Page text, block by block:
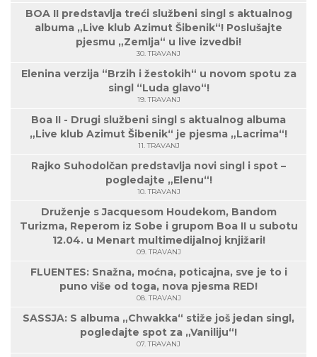
BOA II predstavlja treći službeni singl s aktualnog
albuma „Live klub Azimut Šibenik“! Poslušajte
pjesmu „Zemlja“ u live izvedbi!
30. TRAVANJ
Elenina verzija “Brzih i žestokih“ u novom spotu za
singl “Luda glavo“!
19. TRAVANJ
Boa II - Drugi službeni singl s aktualnog albuma
„Live klub Azimut Šibenik“ je pjesma „Lacrima“!
11. TRAVANJ
Rajko Suhodolčan predstavlja novi singl i spot –
pogledajte „Elenu“!
10. TRAVANJ
Druženje s Jacquesom Houdekom, Bandom
Turizma, Reperom iz Sobe i grupom Boa II u subotu
12.04. u Menart multimedijalnoj knjižari!
09. TRAVANJ
FLUENTES: Snažna, moćna, poticajna, sve je to i
puno više od toga, nova pjesma RED!
08. TRAVANJ
SASSJA: S albuma „Chwakka“ stiže još jedan singl,
pogledajte spot za „Vaniliju“!
07. TRAVANJ